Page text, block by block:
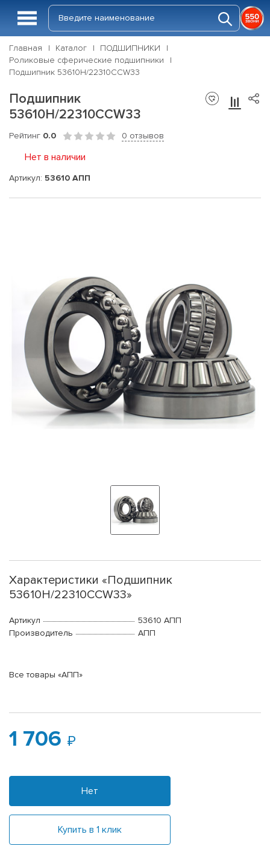
Главная Каталог
ПОДШИПНИКИ
Роликовые сферические подшипники
Подшипник 53610Н/22310CCW33
Подшипник
53610Н/22310CCW33
Рейтинг 0.0 0 отзывов
Нет в наличии
Артикул: 53610 АПП
Характеристики «Подшипник
53610Н/22310CCW33»
Артикул
53610 АПП
Производитель
АПП
Все товары «АПП»
1 706
Нет
Купить в 1 клик